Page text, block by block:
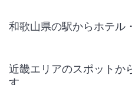
和歌山県の駅からホテル
近畿エリアのスポットか
す